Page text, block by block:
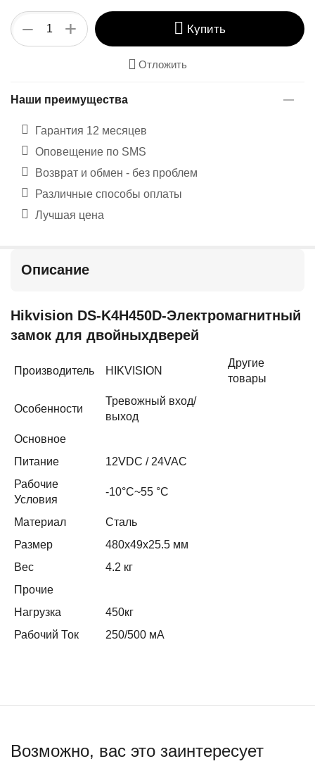
+
− Купить
Отложить
Наши преимущества
Гарантия 12 месяцев
Оповещение по SMS
Возврат и обмен - без проблем
Различные способы оплаты
Лучшая цена
Описание
Hikvision DS-K4H450D-Электромагнитный
замок для двойныхдверей
Производитель HIKVISION
Другие
товары
Особенности
Тревожный вход/
выход
Основное
Питание
12VDC / 24VAC
Рабочие
Условия
-10°C~55 °C
Материал
Сталь
Размер
480x49x25.5 мм
Вес
4.2 кг
Прочие
Нагрузка
450кг
Рабочий Ток
250/500 мА
Возможно, вас это заинтересует